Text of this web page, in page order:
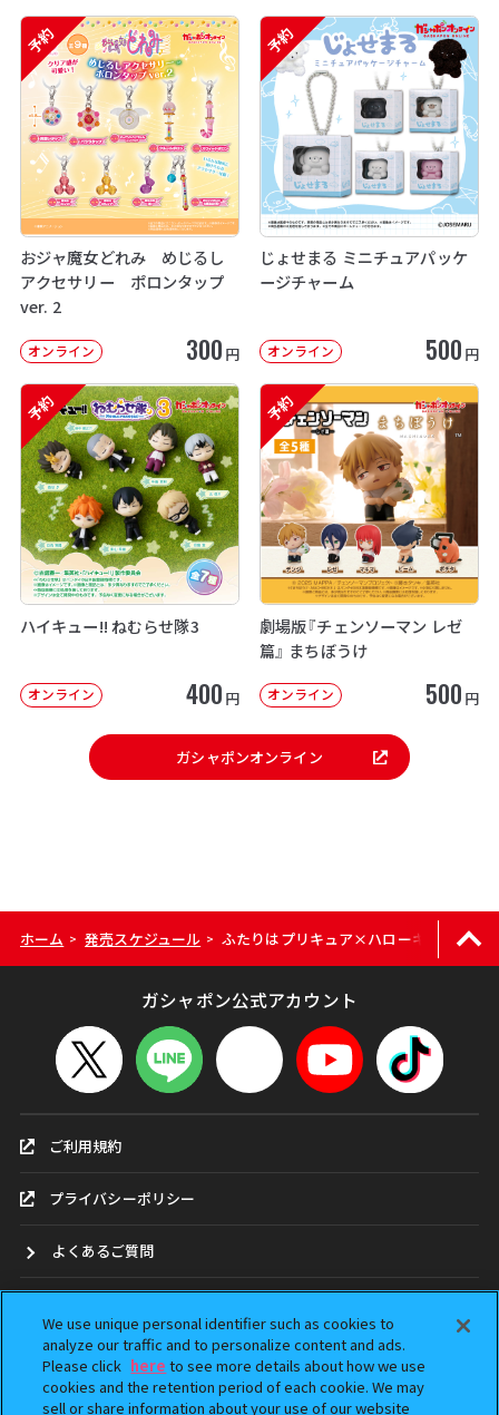
予約
おジャ魔女どれみ めじるし
アクセサリー ポロンタップ
ver. 2
オンライン 300 円
予約
じょせまる ミニチュアパッケ
ージチャーム
オンライン 500 円
予約
ハイキュー!! ねむらせ隊3
オンライン 400 円
予約
劇場版『チェンソーマン レゼ
篇』 まちぼうけ
オンライン 500 円
ガシャポンオンライン
ホーム > 発売スケジュール > ふたりはプリキュア×ハローキティ スペ
ガシャポン公式アカウント
ご利用規約
プライバシーポリシー
よくあるご質問
ガシャポンどこ？
アンケート
We use unique personal identifier such as cookies to
analyze our traffic and to personalize content and ads.
Please click here to see more details about how we use
cookies and the retention period of each cookie. We may
sell or share information about your use of our website